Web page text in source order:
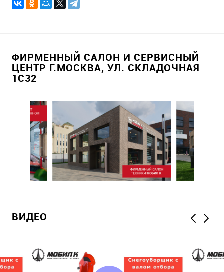
ФИРМЕННЫЙ САЛОН И СЕРВИСНЫЙ
ЦЕНТР Г.МОСКВА, УЛ. СКЛАДОЧНАЯ
1С32
ВИДЕО